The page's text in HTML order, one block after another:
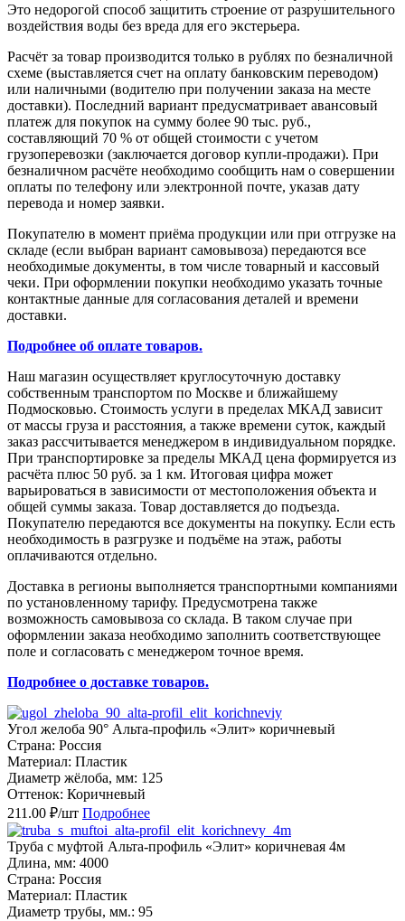
Это недорогой способ защитить строение от разрушительного
воздействия воды без вреда для его экстерьера.
Расчёт за товар производится только в рублях по безналичной
схеме (выставляется счет на оплату банковским переводом)
или наличными (водителю при получении заказа на месте
доставки). Последний вариант предусматривает авансовый
платеж для покупок на сумму более 90 тыс. руб.,
составляющий 70 % от общей стоимости с учетом
грузоперевозки (заключается договор купли-продажи). При
безналичном расчёте необходимо сообщить нам о совершении
оплаты по телефону или электронной почте, указав дату
перевода и номер заявки.
Покупателю в момент приёма продукции или при отгрузке на
складе (если выбран вариант самовывоза) передаются все
необходимые документы, в том числе товарный и кассовый
чеки. При оформлении покупки необходимо указать точные
контактные данные для согласования деталей и времени
доставки.
Подробнее об оплате товаров.
Наш магазин осуществляет круглосуточную доставку
собственным транспортом по Москве и ближайшему
Подмосковью. Стоимость услуги в пределах МКАД зависит
от массы груза и расстояния, а также времени суток, каждый
заказ рассчитывается менеджером в индивидуальном порядке.
При транспортировке за пределы МКАД цена формируется из
расчёта плюс 50 руб. за 1 км. Итоговая цифра может
варьироваться в зависимости от местоположения объекта и
общей суммы заказа. Товар доставляется до подъезда.
Покупателю передаются все документы на покупку. Если есть
необходимость в разгрузке и подъёме на этаж, работы
оплачиваются отдельно.
Доставка в регионы выполняется транспортными компаниями
по установленному тарифу. Предусмотрена также
возможность самовывоза со склада. В таком случае при
оформлении заказа необходимо заполнить соответствующее
поле и согласовать с менеджером точное время.
Подробнее о доставке товаров.
Угол желоба 90° Альта-профиль «Элит» коричневый
Страна: Россия
Материал: Пластик
Диаметр жёлоба, мм: 125
Оттенок: Коричневый
211.00 ₽/шт Подробнее
Труба с муфтой Альта-профиль «Элит» коричневая 4м
Длина, мм: 4000
Страна: Россия
Материал: Пластик
Диаметр трубы, мм.: 95